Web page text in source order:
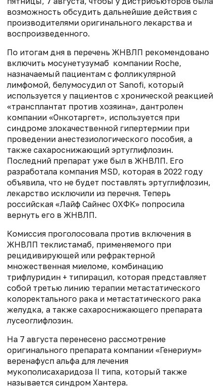
возможность обсудить дальнейшие действия с
производителями оригинального лекарства и
воспроизведенного.
По итогам дня в перечень ЖНВЛП рекомендовано
включить мосунетузумаб компании Roche,
назначаемый пациентам с фолликулярной
лимфомой, белумосудил от Sanofi, который
используется у пациентов с хронической реакцией
«трансплантат против хозяина», дантролен
компании «Онкотаргет», используется при
синдроме злокачественной гипертермии при
проведении анестезиологического пособия, а
также сахароснижающий эртуглифлозин.
Последний препарат уже был в ЖНВЛП. Его
разработала компания MSD, которая в 2022 году
объявила, что не будет поставлять эртуглифлозин,
лекарство исключили из перечня. Теперь
российская «Лайф Сайнес ОХФК» попросила
вернуть его в ЖНВЛП.
Комиссия проголосовала против включения в
ЖНВЛП теклистамаб, применяемого при
рецидивирующей или рефрактерной
множественная миеломе, комбинацию
трифлуридин + типирацил, которая представляет
собой третью линию терапии метастатического
колоректального рака и метастатического рака
желудка, а также сахароснижающего препарата
лусеоглифлозин.
На 7 августа перенесено рассмотрение
оригинального препарата компании «Генериум»
веренафусп альфа для лечения
мукополисахаридоза II типа, который также
называется синдром Хантера.